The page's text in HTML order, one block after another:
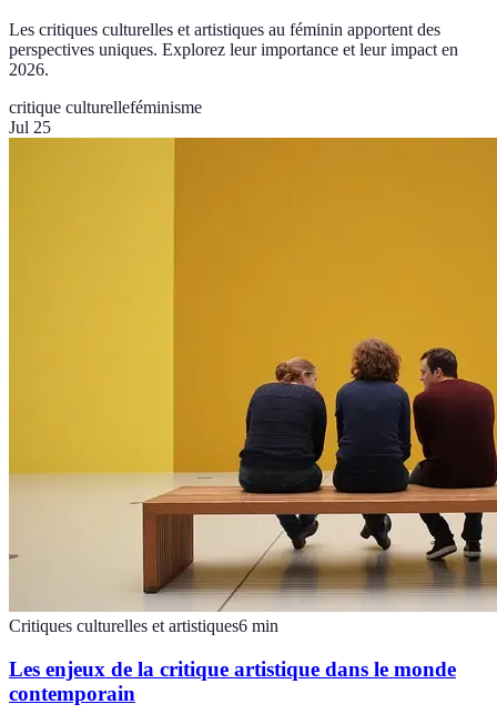
Les critiques culturelles et artistiques au féminin apportent des
perspectives uniques. Explorez leur importance et leur impact en
2026.
critique culturelleféminisme
Jul 25
Critiques culturelles et artistiques6 min
Les enjeux de la critique artistique dans le monde
contemporain